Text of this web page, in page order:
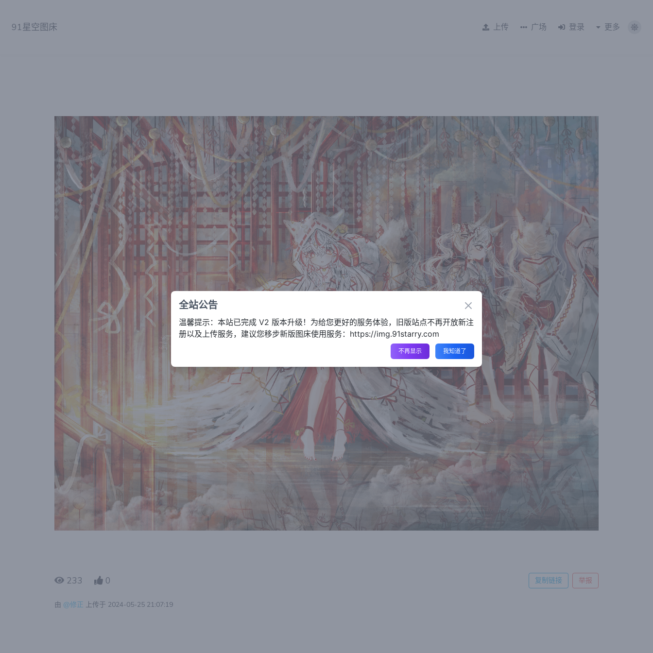
91星空图床 上传 广场 登录 更多
233 0 复制链接 举报
由 @修正 上传于 2024-05-25 21:07:19
全站公告 Close
温馨提示：本站已完成 V2 版本升级！为给您更好的服务体验，旧版站点不再开放新注
册以及上传服务，建议您移步新版图床使用服务：https://img.91starry.com
不再显示 我知道了